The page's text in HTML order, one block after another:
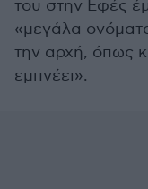
του στην Εφές
«μεγάλα
την αρχή, όπως
εμπνέει».